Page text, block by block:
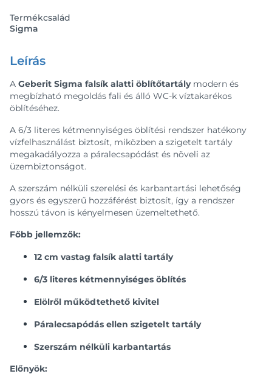
Termékcsalád
Sigma
Leírás
A Geberit Sigma falsík alatti öblítőtartálymodern és
megbízható megoldás fali és álló WC-k víztakarékos
öblítéséhez.
A 6/3 literes kétmennyiséges öblítési rendszer hatékony
vízfelhasználást biztosít, miközben a szigetelt tartály
megakadályozza a páralecsapódást és növeli az
üzembiztonságot.
A szerszám nélküli szerelési és karbantartási lehetőség
gyors és egyszerű hozzáférést biztosít, így a rendszer
hosszú távon is kényelmesen üzemeltethető.
Főbb jellemzők:
12 cm vastag falsík alatti tartály
6/3 literes kétmennyiséges öblítés
Elölről működtethető kivitel
Páralecsapódás ellen szigetelt tartály
Szerszám nélküli karbantartás
Előnyök: